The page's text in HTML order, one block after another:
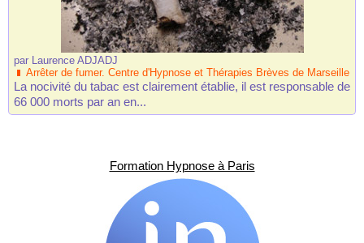
par Laurence ADJADJ
Arrêter de fumer. Centre d'Hypnose et Thérapies Brèves de Marseille
La nocivité du tabac est clairement établie, il est responsable de
66 000 morts par an en...
Formation Hypnose à Paris